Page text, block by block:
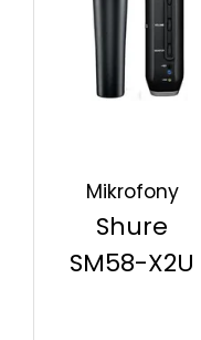
Mikrofony
Shure
SM58-X2U